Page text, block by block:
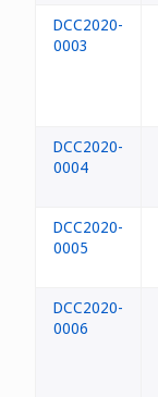
DCC2020-
0003
DCC2020-
0004
DCC2020-
0005
DCC2020-
0006